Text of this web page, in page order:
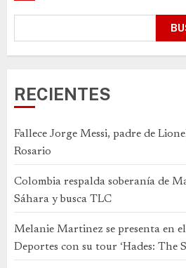
RECIENTES
Fallece Jorge Messi, padre de
Rosario
Colombia respalda soberanía de
Sáhara y busca TLC
Melanie Martinez se presenta en
Deportes con su tour ‘Hades: The